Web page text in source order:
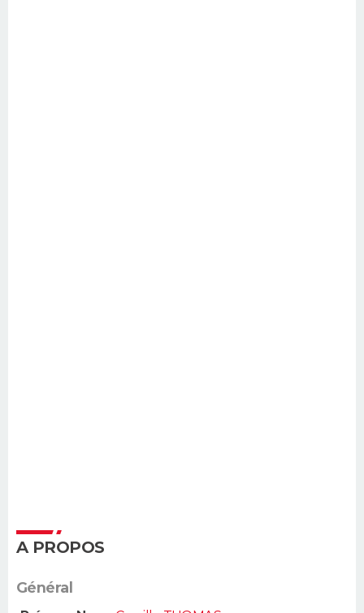
A PROPOS
Général